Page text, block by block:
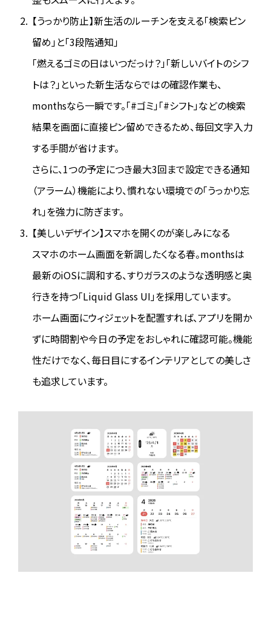
【うっかり防止】新生活のルーチンを支える「検索ピン
留め」と「3段階通知」
「燃えるゴミの日はいつだっけ？」「新しいバイトのシフ
トは？」といった新生活ならではの確認作業も、
monthsなら一瞬です。「#ゴミ」「#シフト」などの検索
結果を画面に直接ピン留めできるため、毎回文字入力
する手間が省けます。
さらに、1つの予定につき最大3回まで設定できる通知
（アラーム）機能により、慣れない環境での「うっかり忘
れ」を強力に防ぎます。
【美しいデザイン】スマホを開くのが楽しみになる
スマホのホーム画面を新調したくなる春。monthsは
最新のiOSに調和する、すりガラスのような透明感と奥
行きを持つ「Liquid Glass UI」を採用しています。
ホーム画面にウィジェットを配置すれば、アプリを開か
ずに時間割や今日の予定をおしゃれに確認可能。機能
性だけでなく、毎日目にするインテリアとしての美しさ
も追求しています。